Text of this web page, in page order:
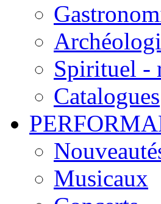
Spirituel -
Catalogues
Musicaux